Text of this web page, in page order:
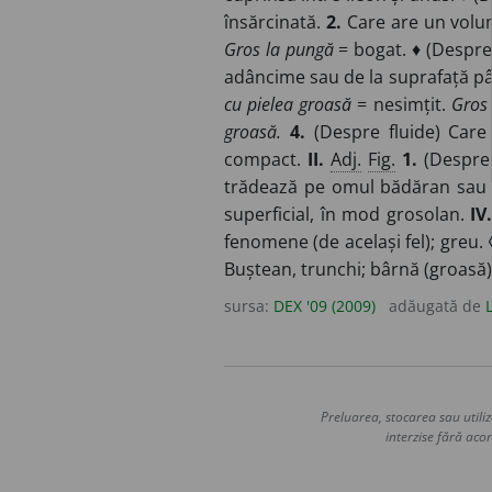
însărcinată. 2. Care are un
Gros la pungă= bogat. ♦
adâncime sau de la suprafață
cu pielea groasă = nesimțit. Gros
groasă. 4. (Despre fluide)
compact. II. Adj. Fig. 1.
trădează pe omul bădăran
superficial, în mod grosolan. IV.
fenomene (de același fel); greu.
Buștean, trunchi; bârnă
sursa: DEX '09 (2009) adăugată de
Preluarea, stocarea sau
interzise fără